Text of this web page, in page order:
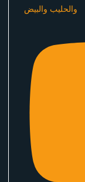
والحليب والبيض